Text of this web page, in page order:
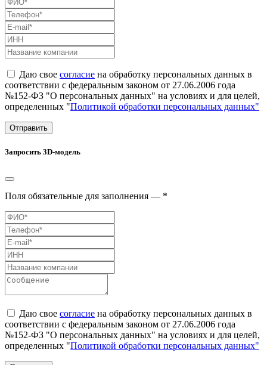
Даю свое согласие на обработку персональных данных в
соответствии с федеральным законом от 27.06.2006 года
№152-ФЗ "О персональных данных" на условиях и для целей,
определенных "Политикой обработки персональных данных"
Отправить
Запросить 3D-модель
Поля обязательные для заполнения — *
Даю свое согласие на обработку персональных данных в
соответствии с федеральным законом от 27.06.2006 года
№152-ФЗ "О персональных данных" на условиях и для целей,
определенных "Политикой обработки персональных данных"